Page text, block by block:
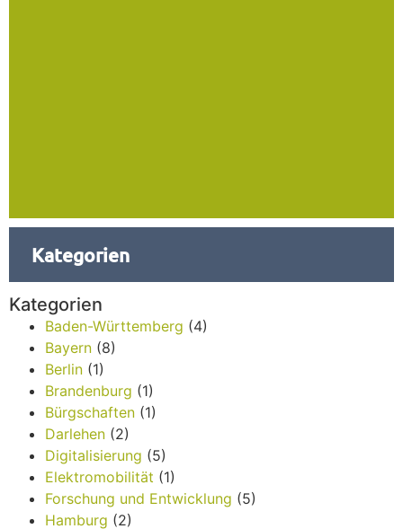
Kategorien
Kategorien
Baden-Württemberg (4)
Bayern (8)
Berlin (1)
Brandenburg (1)
Bürgschaften (1)
Darlehen (2)
Digitalisierung (5)
Elektromobilität (1)
Forschung und Entwicklung (5)
Hamburg (2)